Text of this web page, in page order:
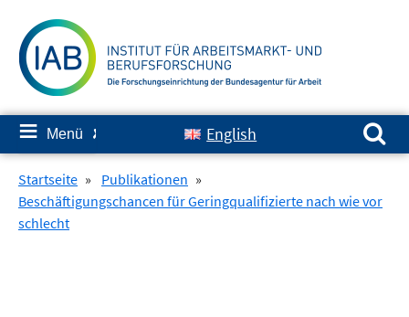
zum
Inhalt
≡ Menü ✘ English
Suchen nach:
Startseite » Publikationen »
Beschäftigungschancen für Geringqualifizierte nach wie vor
schlecht